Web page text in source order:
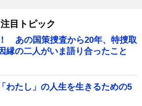
注目トピック
あの国策捜査から20年、特捜取
縁の二人がいま語り合ったこと
わたし」の人生を生きるための5